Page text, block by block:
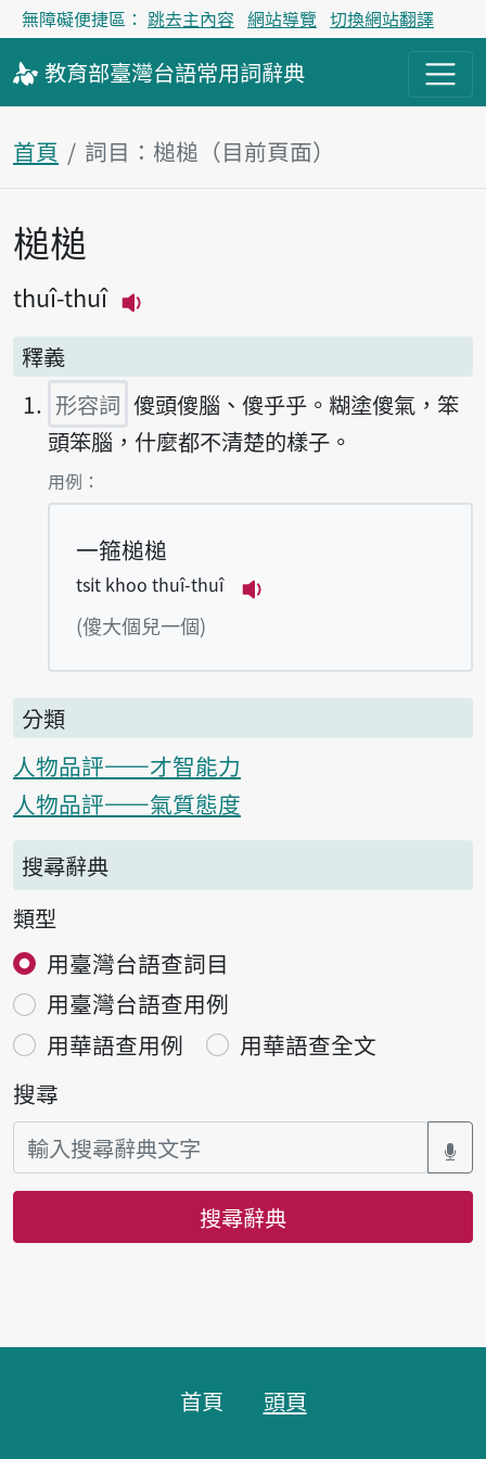
無障礙便捷區： 跳去主內容 網站導覽 切換網站翻譯
教育部臺灣台語常用詞辭典
首頁 詞目：槌槌（目前頁面）
主內容區塊
槌槌
thuî-thuî
釋義
形容詞 傻頭傻腦、傻乎乎。糊塗傻氣，笨
頭笨腦，什麼都不清楚的樣子。
第1項釋義的
用例：
一箍槌槌
tsi̍t khoo thuî-thuî
(傻大個兒一個)
分類
人物品評——才智能力
人物品評——氣質態度
搜尋辭典
類型
用臺灣台語查詞目
用臺灣台語查用例
用華語查用例
用華語查全文
搜尋
搜尋辭典
首頁 頭頁